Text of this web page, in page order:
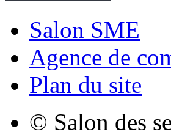
Salon SME
Agence de
Plan du site
© Salon des